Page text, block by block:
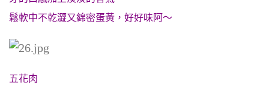
鬆軟中不乾澀又綿密蛋黃，好好味阿～
五花肉